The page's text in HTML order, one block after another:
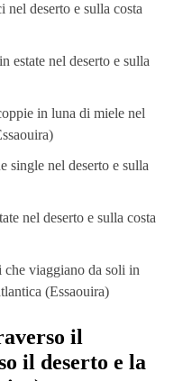
deserto e sulla costa
estate nel deserto e sulla
in luna di miele nel
single nel deserto e sulla
nel deserto e sulla costa
viaggiano da soli in
(Essaouira)
il
il deserto e la